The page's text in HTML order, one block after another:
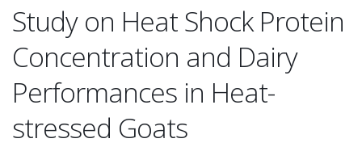
Study on Heat Shock Protein
Concentration and Dairy
Performances in Heat-
stressed Goats